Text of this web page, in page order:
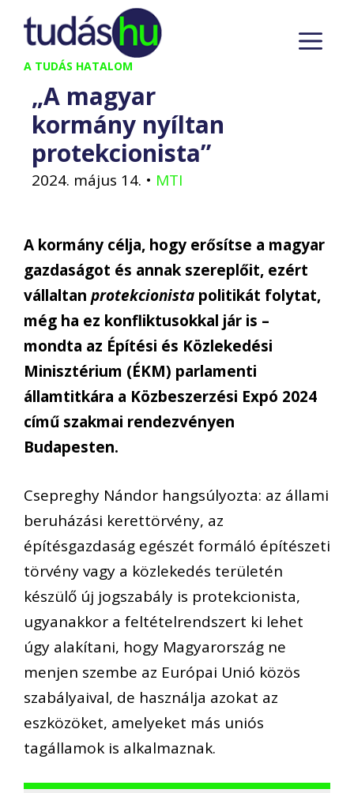
Kilépés
tartalomba
A TUDÁS HATALOM
„A magyar
kormány nyíltan
protekcionista”
2024. május 14. • MTI
A kormány célja, hogy erősítse a magyar
gazdaságot és annak szereplőit, ezért
vállaltan protekcionista politikát folytat,
még ha ez konfliktusokkal jár is –
mondta az Építési és Közlekedési
Minisztérium (ÉKM) parlamenti
államtitkára a Közbeszerzési Expó 2024
című szakmai rendezvényen
Budapesten.
Csepreghy Nándor hangsúlyozta: az állami
beruházási kerettörvény, az
építésgazdaság egészét formáló építészeti
törvény vagy a közlekedés területén
készülő új jogszabály is protekcionista,
ugyanakkor a feltételrendszert ki lehet
úgy alakítani, hogy Magyarország ne
menjen szembe az Európai Unió közös
szabályaival, de használja azokat az
eszközöket, amelyeket más uniós
tagállamok is alkalmaznak.